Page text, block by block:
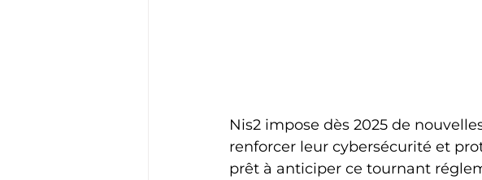
Nis2 impose dès 2025 de
renforcer leur cybersécurité et
prêt à anticiper ce tournant